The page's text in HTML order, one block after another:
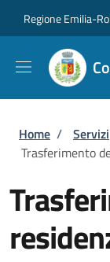
Regione Emilia-
Briciole
Home / Servizi
Trasferimento